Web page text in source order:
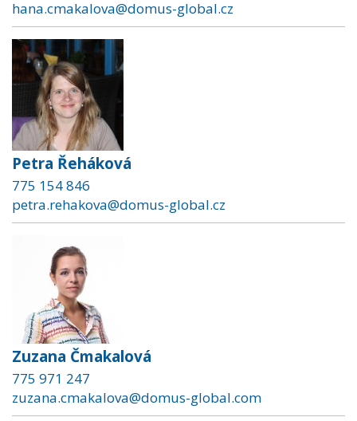
hana.cmakalova@domus-global.cz
Petra Řeháková
775 154 846
petra.rehakova@domus-global.cz
Zuzana Čmakalová
775 971 247
zuzana.cmakalova@domus-global.com